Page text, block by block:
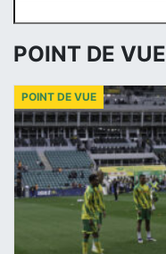
POINT DE VUE
POINT DE VUE